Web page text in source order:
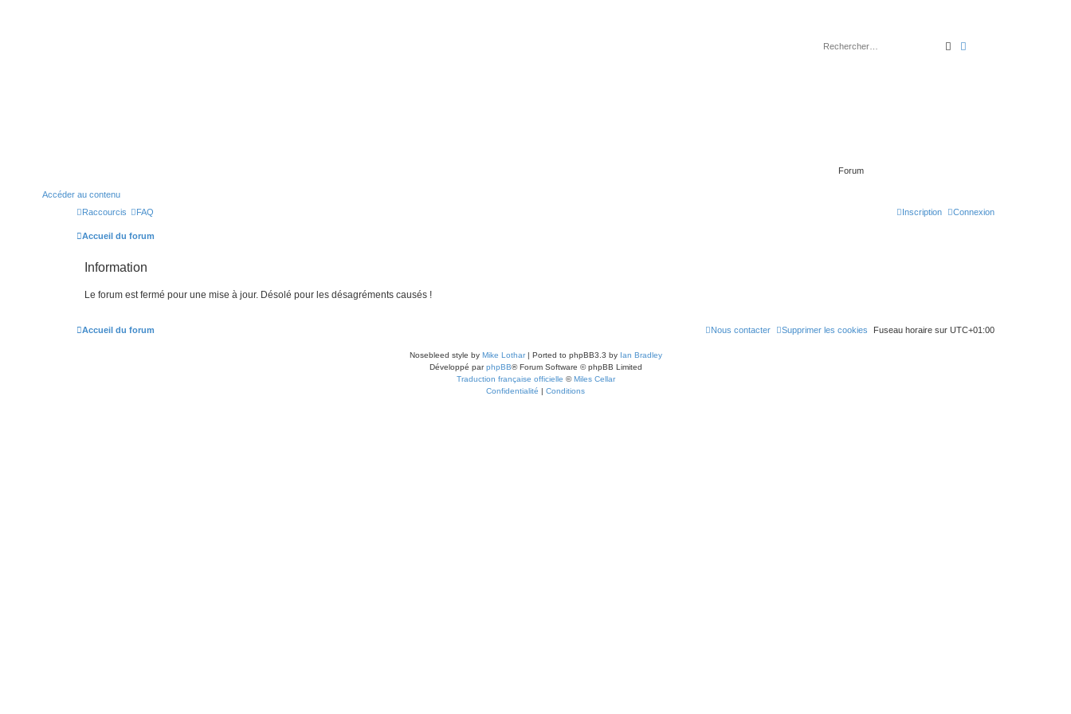
Forum
Accéder au contenu
rechercher
Raccourcis FAQ Connexion
Inscription
Accueil du forum
Information
Le forum est fermé pour une mise à jour. Désolé pour les désagréments causés !
Accueil du forum Fuseau horaire sur UTC+01:00
Supprimer les cookies
Nous contacter
Nosebleed style by Mike Lothar| Ported to phpBB3.3 by Ian Bradley
Développé parphpBB® Forum Software © phpBB Limited
Traduction française officielle ©Miles Cellar
Confidentialité | Conditions